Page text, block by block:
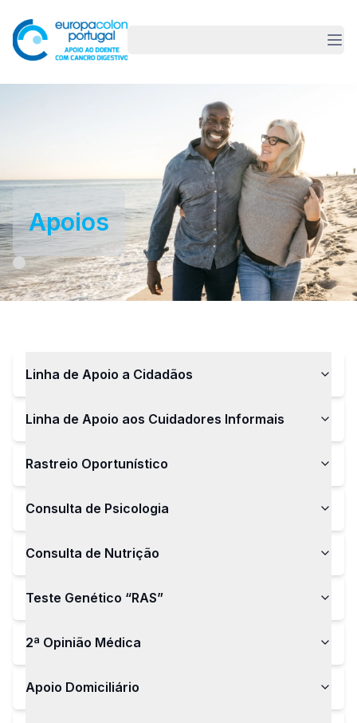
Apoios
Linha de Apoio a Cidadãos
Linha de Apoio aos Cuidadores Informais
Rastreio Oportunístico
Consulta de Psicologia
Consulta de Nutrição
Teste Genético “RAS”
2ª Opinião Médica
Apoio Domiciliário